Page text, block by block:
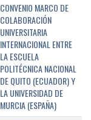
CONVENIO MARCO DE
COLABORACIÓN
UNIVERSITARIA
INTERNACIONAL ENTRE
LA ESCUELA
POLITÉCNICA NACIONAL
DE QUITO (ECUADOR) Y
LA UNIVERSIDAD DE
MURCIA (ESPAÑA)